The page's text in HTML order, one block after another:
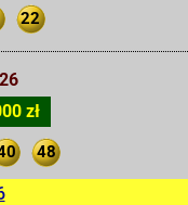
22
zł
48